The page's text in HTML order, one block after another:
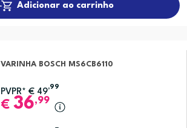
Adicionar ao carrinho
VARINHA BOSCH MS6CB6110
PVPR* € 49
,99
€ 36,99